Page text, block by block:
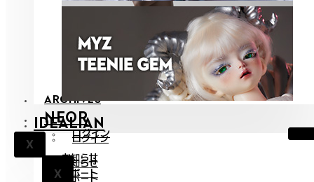
ARCHIVES
X
NEOR
ログイン
X
お知らせ
サポート
IDEALIAN
ログイン
X
お知らせ
サポート